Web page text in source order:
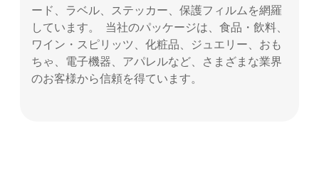
ード、ラベル、ステッカー、保護フィルムを網羅
しています。 当社のパッケージは、食品・飲料、
ワイン・スピリッツ、化粧品、ジュエリー、おも
ちゃ、電子機器、アパレルなど、さまざまな業界
のお客様から信頼を得ています。